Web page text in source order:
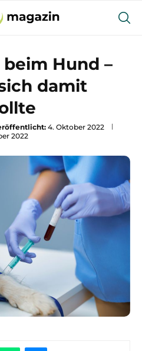
Hund –
damit
4. Oktober 2022
2022